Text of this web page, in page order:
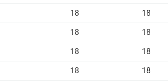
18 18
18 18
18 18
18 18